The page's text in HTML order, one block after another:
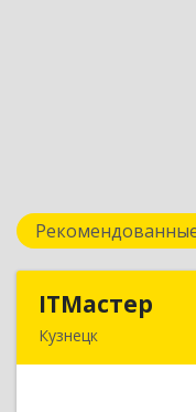
ITМастер
Кузнецк